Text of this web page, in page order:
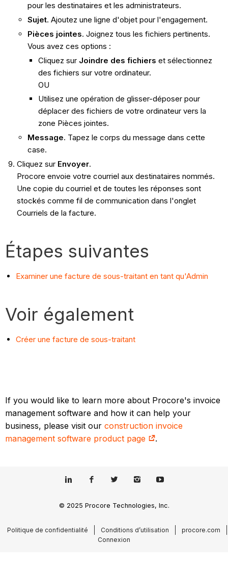
pour les destinataires et les administrateurs.
Sujet. Ajoutez une ligne d'objet pour l'engagement.
Pièces jointes. Joignez tous les fichiers pertinents.
Vous avez ces options :
Cliquez sur Joindre des fichiers et sélectionnez
des fichiers sur votre ordinateur.
OU
Utilisez une opération de glisser-déposer pour
déplacer des fichiers de votre ordinateur vers la
zone Pièces jointes.
Message. Tapez le corps du message dans cette
case.
Cliquez sur Envoyer.
Procore envoie votre courriel aux destinataires nommés.
Une copie du courriel et de toutes les réponses sont
stockés comme fil de communication dans l'onglet
Courriels de la facture.
Étapes suivantes
Examiner une facture de sous-traitant en tant qu'Admin
Voir également
Créer une facture de sous-traitant
If you would like to learn more about Procore's invoice
management software and how it can help your
business, please visit ourconstruction invoice
management software product page
.
© 2025 Procore Technologies, Inc.
Politique de confidentialité Conditions d’utilisation
procore.com
Connexion